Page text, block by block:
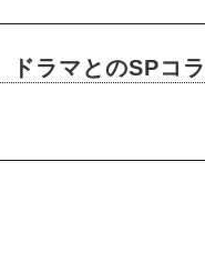
ドラマとのSPコ